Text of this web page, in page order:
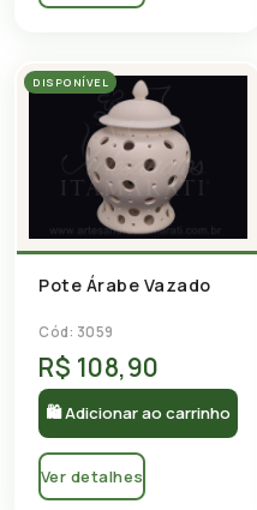
DISPONÍVEL
Pote Árabe Vazado
Cód: 3059
R$ 108,90
🛍 Adicionar ao carrinho
Ver detalhes